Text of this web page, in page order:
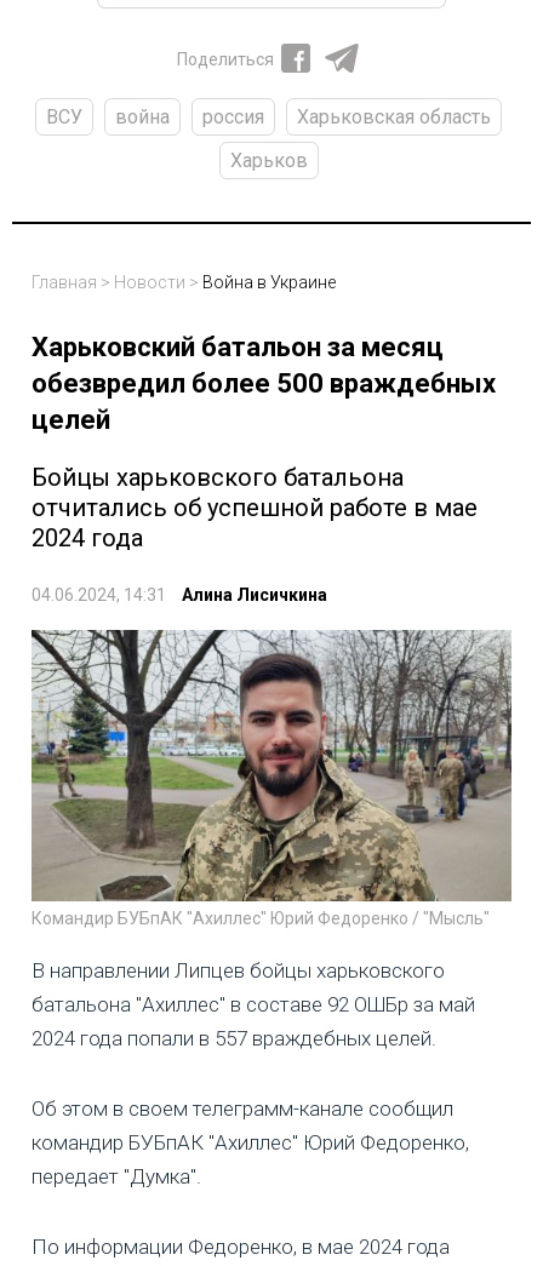
Поделиться
ВСУ война россия
Харьковская область
Харьков
Главная > Новости > Война в Украине
Харьковский батальон за месяц
обезвредил более 500 враждебных
целей
Бойцы харьковского батальона
отчитались об успешной работе в мае
2024 года
04.06.2024, 14:31 Алина Лисичкина
Командир БУБпАК "Ахиллес" Юрий Федоренко / "Мысль"
В направлении Липцев бойцы харьковского
батальона "Ахиллес" в составе 92 ОШБр за май
2024 года попали в 557 враждебных целей.
Об этом в своем телеграмм-канале сообщил
командир БУБпАК "Ахиллес" Юрий Федоренко,
передает "Думка".
По информации Федоренко, в мае 2024 года